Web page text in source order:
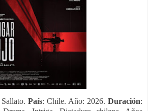
País: Chile. Año: 2026. Duración: